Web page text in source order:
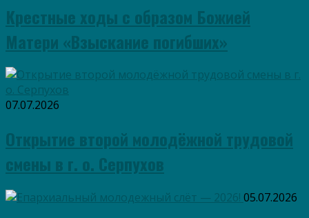
Крестные ходы с образом Божией
Матери «Взыскание погибших»
07.07.2026
Открытие второй молодёжной трудовой
смены в г. о. Серпухов
05.07.2026